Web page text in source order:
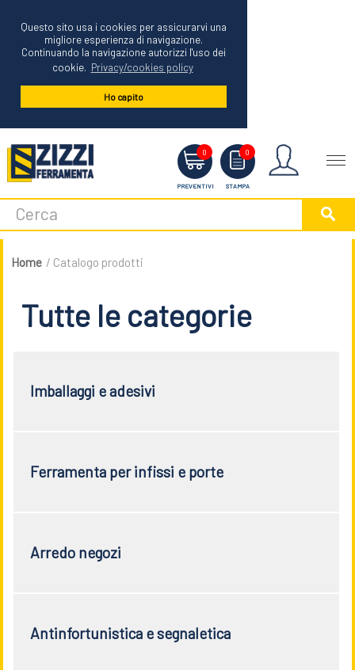
Questo sito usa i cookies per assicurarvi una
migliore esperienza di navigazione.
Continuando la navigazione autorizzi l'uso dei
cookie. Privacy/cookies policy
Ho capito
0
PREVENTIVI
0
STAMPA
Menu
Home / Catalogo prodotti
Tutte le categorie
Imballaggi e adesivi
Ferramenta per infissi e porte
Arredo negozi
Antinfortunistica e segnaletica